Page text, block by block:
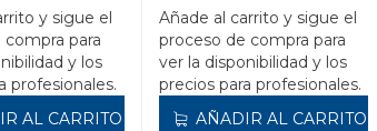
y sigue el
para
y los
profesionales.
AL CARRITO
Añade al carrito y sigue el
proceso de compra para
ver la disponibilidad y los
precios para profesionales.
AÑADIR AL CARRITO